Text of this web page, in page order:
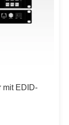
mit EDID-